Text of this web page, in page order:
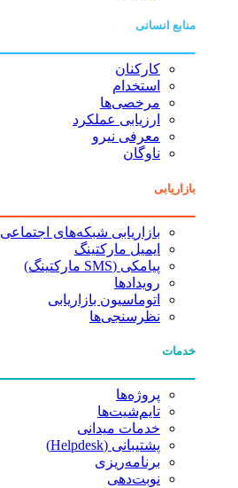
منابع انسانی
کارکنان
استخدام
مرخصی‌ها
ارزیابی عملکرد
معرفی نیرو
ناوگان
بازاریابی
بازاریابی شبکه‌های اجتماعی
ایمیل مارکتینگ
پیامکی (SMS مارکتینگ)
رویدادها
اتوماسیون بازاریابی
نظرسنجی‌ها
خدمات
پروژه‌ها
تایم‌شیت‌ها
خدمات میدانی
پشتیبانی (Helpdesk)
برنامه‌ریزی
نوبت‌دهی